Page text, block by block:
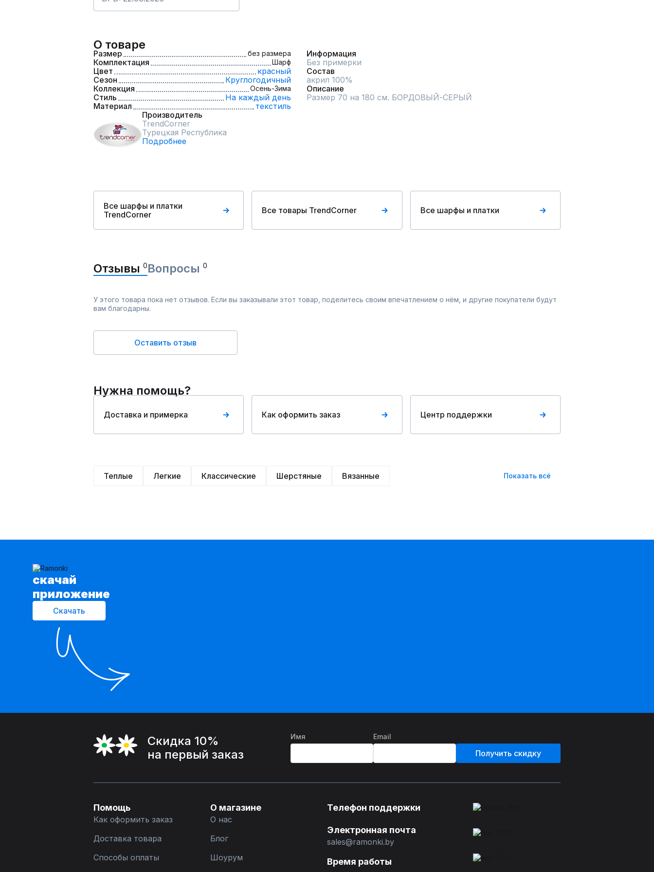
О товаре
Размер без размера
Комплектация Шарф
Цвет
красный
Сезон
Круглогодичный
Коллекция
Осень-Зима
Стиль
На каждый день
Материал
текстиль
Производитель
TrendCorner
Турецкая Республика
Подробнее
Информация
Без примерки
Состав
акрил 100%
Описание
Размер 70 на 180 см. БОРДОВЫЙ-СЕРЫЙ
Все шарфы и платки
TrendCorner
Все товары TrendCorner Все шарфы и платки
Отзывы 0Вопросы 0
У этого товара пока нет отзывов. Если вы заказывали этот товар, поделитесь своим впечатлением о нём, и другие покупатели будут
вам благодарны.
Оставить отзыв
Нужна помощь?
Доставка и примерка Как оформить заказ Центр поддержки
Теплые Легкие Классические Шерстяные Вязанные Показать всё
cкачай
приложение
Скачать
Скидка 10%
на первый заказ
Имя Email
Получить скидку
Помощь
Как оформить заказ
Доставка товара
Способы оплаты
О магазине
О нас
Блог
Шоурум
Телефон поддержки
Электронная почта
sales@ramonki.by
Время работы